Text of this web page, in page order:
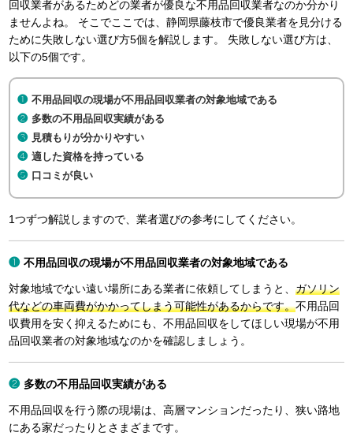
回収業者があるためどの業者が優良な不用品回収業者なのか分かり
ませんよね。 そこでここでは、静岡県藤枝市で優良業者を見分ける
ために失敗しない選び方5個を解説します。 失敗しない選び方は、
以下の5個です。
不用品回収の現場が不用品回収業者の対象地域である
多数の不用品回収実績がある
見積もりが分かりやすい
適した資格を持っている
口コミが良い
1つずつ解説しますので、業者選びの参考にしてください。
不用品回収の現場が不用品回収業者の対象地域である
対象地域でない遠い場所にある業者に依頼してしまうと、ガソリン
代などの車両費がかかってしまう可能性があるからです。不用品回
収費用を安く抑えるためにも、不用品回収をしてほしい現場が不用
品回収業者の対象地域なのかを確認しましょう。
多数の不用品回収実績がある
不用品回収を行う際の現場は、高層マンションだったり、狭い路地
にある家だったりとさまざまです。